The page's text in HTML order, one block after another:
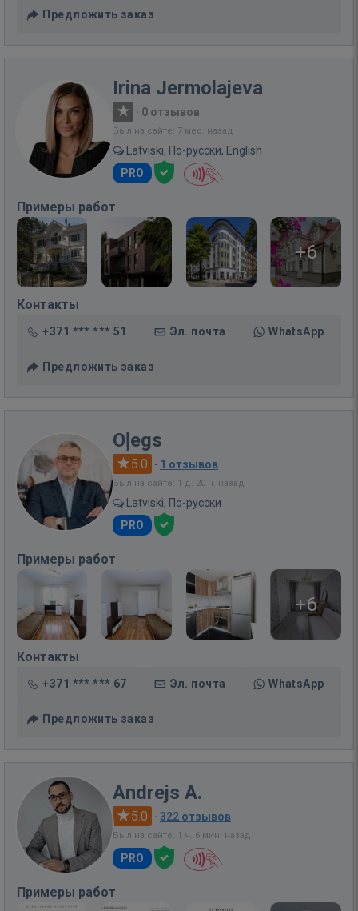
Предложить заказ
Irina Jermolajeva
· 0 отзывов
Был на сайте: 7 мес. назад
Latviski, По-русски, English
PRO
Примеры работ
+6
Контакты
+371 *** *** 51 Эл. почта WhatsApp
Предложить заказ
Oļegs
5.0 · 1 отзывов
Был на сайте: 1 д. 20 ч. назад
Latviski, По-русски
PRO
Примеры работ
+6
Контакты
+371 *** *** 67 Эл. почта WhatsApp
Предложить заказ
Andrejs A.
5.0 · 322 отзывов
Был на сайте: 1 ч. 6 мин. назад
PRO
Примеры работ